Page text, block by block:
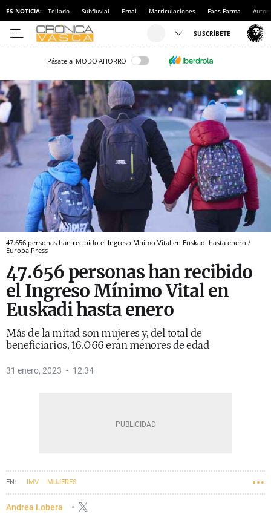
ES NOTICIA: Tellado Subfluvial Ernai Matriculaciones Faes Farma
Pásate al MODO AHORRO
47.656 personas han recibido el Ingreso Mnimo Vital en Euskadi hasta enero /
Europa Press
47.656 personas han recibido
el Ingreso Mínimo Vital en
Euskadi hasta enero
Más de la mitad son mujeres y, del total de
beneficiarios, 16.066 eran menores de edad
31 enero, 2023 12:34
IMV MUJERES
Andrea Lobera